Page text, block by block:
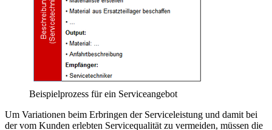
Beispielprozess für ein Serviceangebot
Um Variationen beim Erbringen der Serviceleistung und damit bei
der vom Kunden erlebten Servicequalität zu vermeiden, müssen die